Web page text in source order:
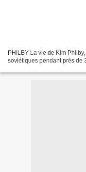
PHILBY La vie de Kim
soviétiques pendant près de